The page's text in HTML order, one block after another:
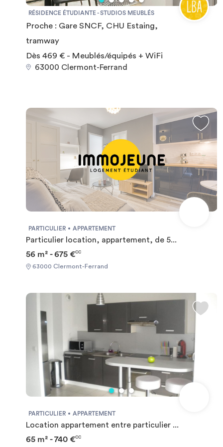
uniques en France : • Université Clermont Auvergne (UCA)
• SIGMA Clermont, grande école d’ingénieurs • Groupe
ESC Clermont • École nationale Supérieure d’Architecture
(ENSACF) • VETAGRO (École Supérieure d’Agriculture) •
RÉSIDENCE ÉTUDIANTE - STUDIOS MEUBLÉS
Proche : Gare SNCF, CHU Estaing,
tramway
Dès 469 € - Meublés/équipés + WiFi
63000 Clermont-Ferrand
PARTICULIER APPARTEMENT
Particulier location, appartement, de 5...
56 m² - 675 €CC
63000 Clermont-Ferrand
PARTICULIER APPARTEMENT
Location appartement entre particulier ...
65 m² - 740 €CC